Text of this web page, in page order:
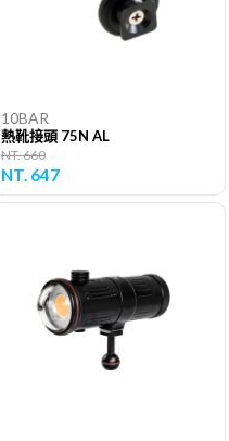
10BAR
熱靴接頭 75N AL
NT. 660
NT. 647